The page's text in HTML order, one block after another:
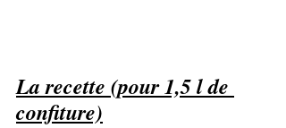
La recette (pour 1,5 l de
confiture)